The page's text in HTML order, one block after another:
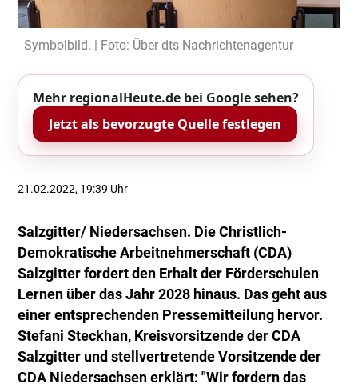
Symbolbild. | Foto: Über dts Nachrichtenagentur
Mehr regionalHeute.de bei Google sehen?
Jetzt als bevorzugte Quelle festlegen
21.02.2022, 19:39 Uhr
Salzgitter/ Niedersachsen. Die Christlich-
Demokratische Arbeitnehmerschaft (CDA)
Salzgitter fordert den Erhalt der Förderschulen
Lernen über das Jahr 2028 hinaus. Das geht aus
einer entsprechenden Pressemitteilung hervor.
Stefani Steckhan, Kreisvorsitzende der CDA
Salzgitter und stellvertretende Vorsitzende der
CDA Niedersachsen erklärt: "Wir fordern das